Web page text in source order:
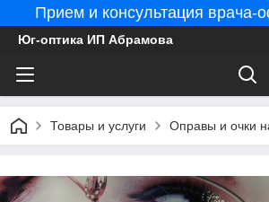
Прием и консультация врача-
Юг-оптика ИП Абрамова
Товары и услуги Оправы и очки